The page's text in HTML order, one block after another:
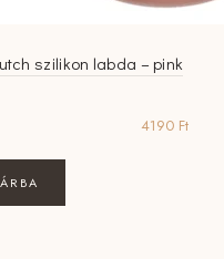
szilikon labda – pink
4190 Ft